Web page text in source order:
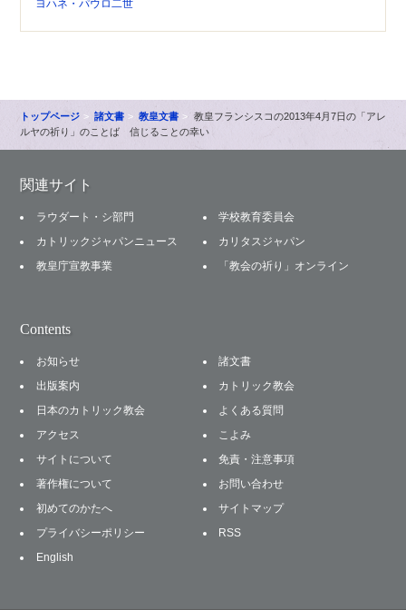
ヨハネ・パウロ二世
トップページ 諸文書 教皇文書
教皇フランシスコの2013年4月7日の「アレ
ルヤの祈り」のことば 信じることの幸い
関連サイト
ラウダート・シ部門
学校教育委員会
カトリックジャパンニュース
カリタスジャパン
教皇庁宣教事業
「教会の祈り」オンライン
Contents
お知らせ
諸文書
出版案内
カトリック教会
日本のカトリック教会
よくある質問
アクセス
こよみ
サイトについて
免責・注意事項
著作権について
お問い合わせ
初めてのかたへ
サイトマップ
プライバシーポリシー
RSS
English